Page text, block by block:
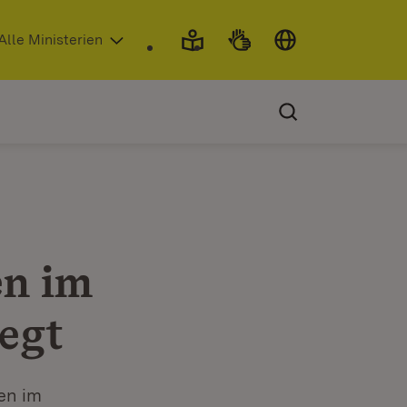
neuem Fenster)
Ministerien
im
im